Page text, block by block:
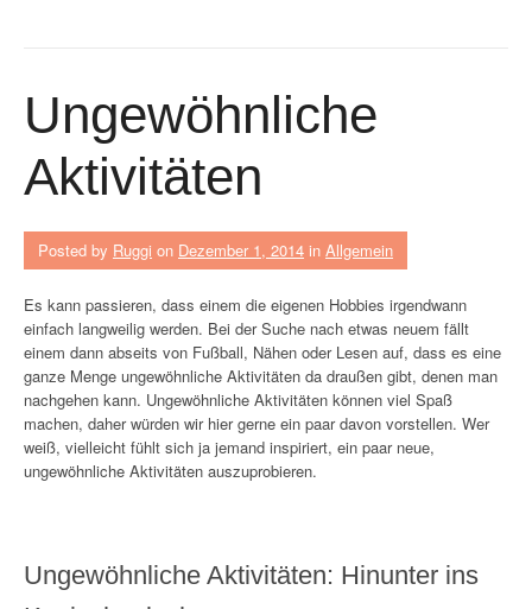
Ungewöhnliche
Aktivitäten
Posted by Ruggi on Dezember 1, 2014 in Allgemein
Es kann passieren, dass einem die eigenen Hobbies irgendwann
einfach langweilig werden. Bei der Suche nach etwas neuem fällt
einem dann abseits von Fußball, Nähen oder Lesen auf, dass es eine
ganze Menge ungewöhnliche Aktivitäten da draußen gibt, denen man
nachgehen kann. Ungewöhnliche Aktivitäten können viel Spaß
machen, daher würden wir hier gerne ein paar davon vorstellen. Wer
weiß, vielleicht fühlt sich ja jemand inspiriert, ein paar neue,
ungewöhnliche Aktivitäten auszuprobieren.
Ungewöhnliche Aktivitäten: Hinunter ins